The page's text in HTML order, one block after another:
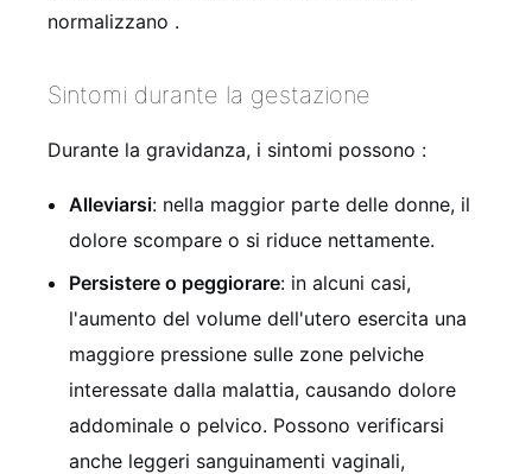
normalizzano .
Sintomi durante la gestazione
Durante la gravidanza, i sintomi possono :
Alleviarsi: nella maggior parte delle donne, il
dolore scompare o si riduce nettamente.
Persistere o peggiorare: in alcuni casi,
l'aumento del volume dell'utero esercita una
maggiore pressione sulle zone pelviche
interessate dalla malattia, causando dolore
addominale o pelvico. Possono verificarsi
anche leggeri sanguinamenti vaginali,